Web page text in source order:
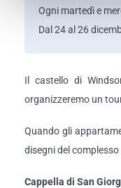
Ogni martedì e
Dal 24 al 26
Il castello di
organizzeremo un
Quando gli
disegni del
Cappella di San